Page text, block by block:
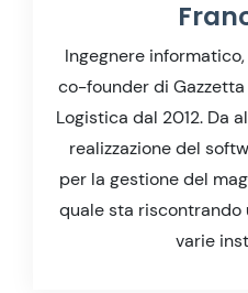
Ingegnere
co-founder di
Logistica dal 2012. Da
realizzazione del
per la gestione del
quale sta riscontrando
varie